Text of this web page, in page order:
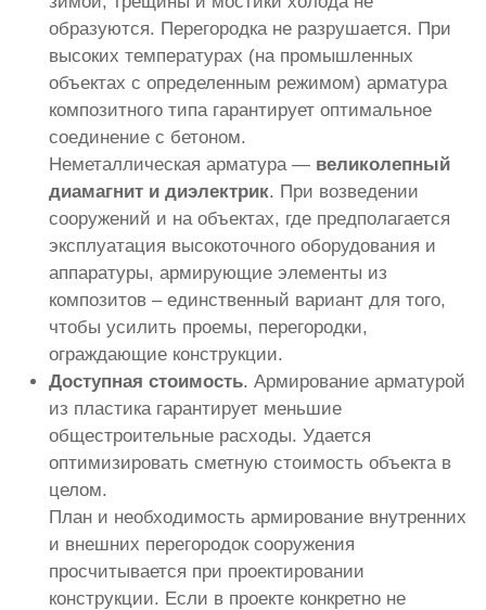
образуются. Перегородка не разрушается. При
высоких температурах (на промышленных
объектах с определенным режимом) арматура
композитного типа гарантирует оптимальное
соединение с бетоном.
Неметаллическая арматура — великолепный
диамагнит и диэлектрик. При возведении
сооружений и на объектах, где предполагается
эксплуатация высокоточного оборудования и
аппаратуры, армирующие элементы из
композитов – единственный вариант для того,
чтобы усилить проемы, перегородки,
ограждающие конструкции.
Доступная стоимость. Армирование арматурой
из пластика гарантирует меньшие
общестроительные расходы. Удается
оптимизировать сметную стоимость объекта в
целом.
План и необходимость армирование внутренних
и внешних перегородок сооружения
просчитывается при проектировании
конструкции. Если в проекте конкретно не